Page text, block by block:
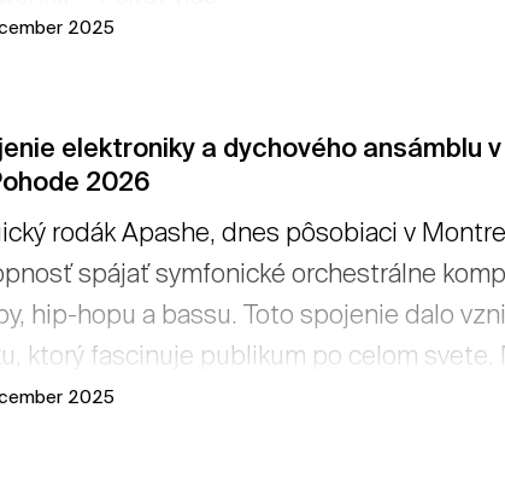
2025
elektroniky a dychového ansámblu
2026
rodák Apashe, dnes pôsobiaci v
spájať symfonické orchestrálne
hip-hopu a bassu. Toto spojenie dalo
ktorý fascinuje publikum po celom
& Brass Orchestra, s ktorým vystúpil už
2025